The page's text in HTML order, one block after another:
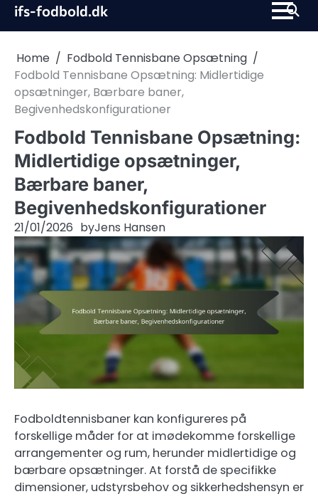
Skipifs-fodbold.dk
Home
Fodbold Tennisbane Opsætning
Fodbold Tennisbane Opsætning: Midlertidige
opsætninger, Bærbare baner,
Begivenhedskonfigurationer
Fodbold Tennisbane Opsætning:
Midlertidige opsætninger,
Bærbare baner,
Begivenhedskonfigurationer
21/01/2026 byJens Hansen
Fodboldtennisbaner kan konfigureres på
forskellige måder for at imødekomme forskellige
arrangementer og rum, herunder midlertidige og
bærbare opsætninger. At forstå de specifikke
dimensioner, udstyrsbehov og sikkerhedshensyn er